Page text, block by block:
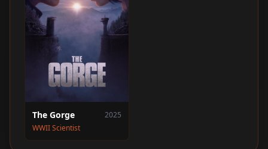
The Gorge
2025
WWII Scientist